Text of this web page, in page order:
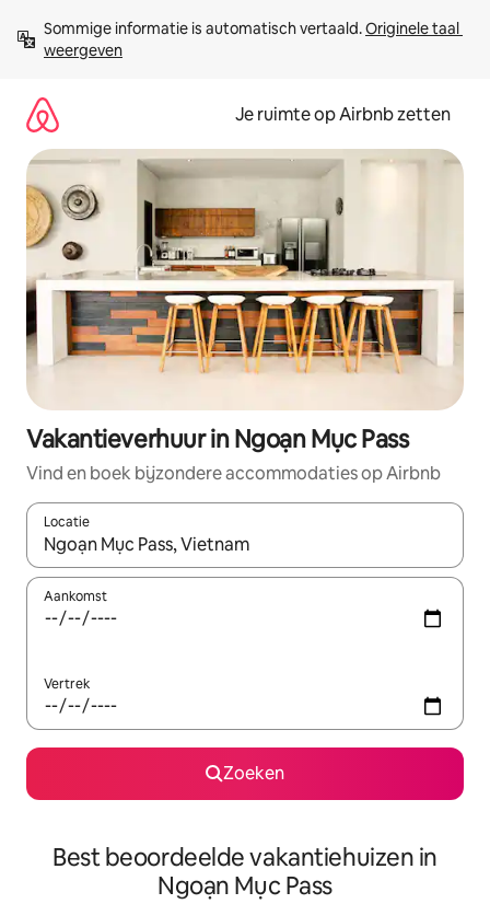
direct
naar
Sommige informatie is automatisch vertaald. Originele taal
weergeven
Je ruimte op Airbnb zetten
Vakantieverhuur in Ngoạn Mục Pass
Vind en boek bijzondere accommodaties op Airbnb
Locatie
Wanneer er suggesties beschikbaar zijn, maak je een keuze
Aankomst
Vertrek
Zoeken
Best beoordeelde vakantiehuizen in
Ngoạn Mục Pass